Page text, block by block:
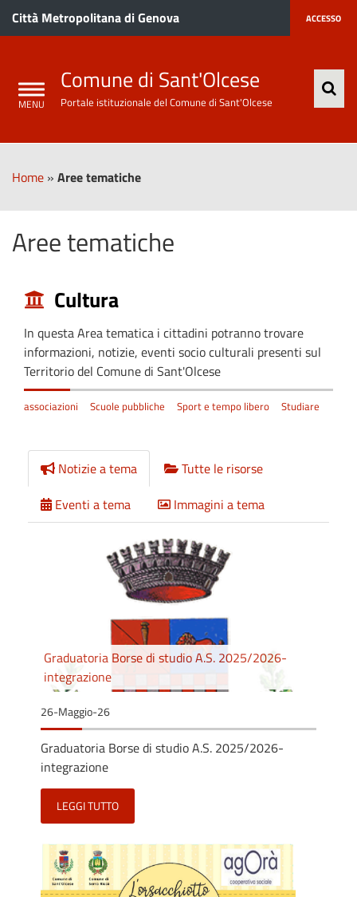
Città Metropolitana di Genova ACCESSO
Comune di Sant'Olcese
Portale istituzionale del Comune di Sant'Olcese
Home » Aree tematiche
Aree tematiche
Cultura
In questa Area tematica i cittadini potranno trovare
informazioni, notizie, eventi socio culturali presenti sul
Territorio del Comune di Sant'Olcese
associazioni Scuole pubbliche Sport e tempo libero Studiare
Notizie a tema
Tutte le risorse
Eventi a tema
Immagini a tema
Graduatoria Borse di studio A.S. 2025/2026-
integrazione
26-Maggio-26
Graduatoria Borse di studio A.S. 2025/2026-
integrazione
LEGGI TUTTO